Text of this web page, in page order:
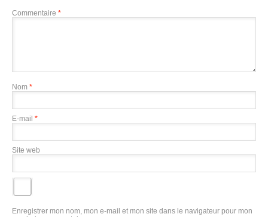
Commentaire *
Nom *
E-mail *
Site web
Enregistrer mon nom, mon e-mail et mon site dans le navigateur pour mon